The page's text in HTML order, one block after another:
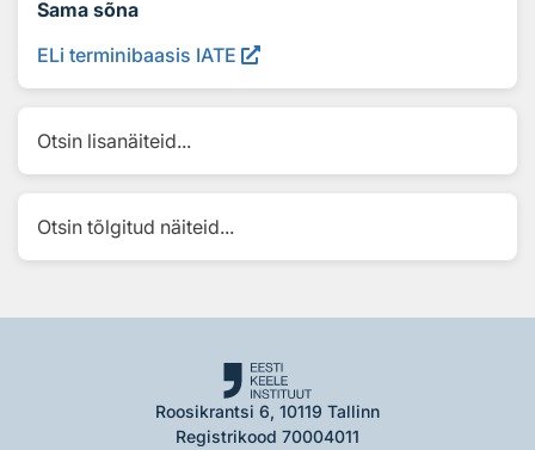
Sama sõna
ELi terminibaasis IATE
Otsin lisanäiteid...
Otsin tõlgitud näiteid...
Roosikrantsi 6, 10119 Tallinn
Registrikood 70004011